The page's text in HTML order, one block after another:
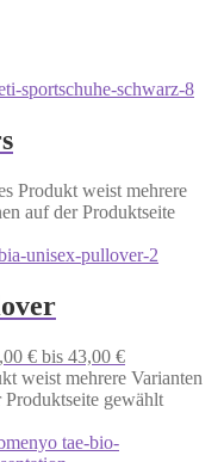
Produkt weist mehrere
auf der Produktseite
€ bis 43,00 €
weist mehrere Varianten
gewählt